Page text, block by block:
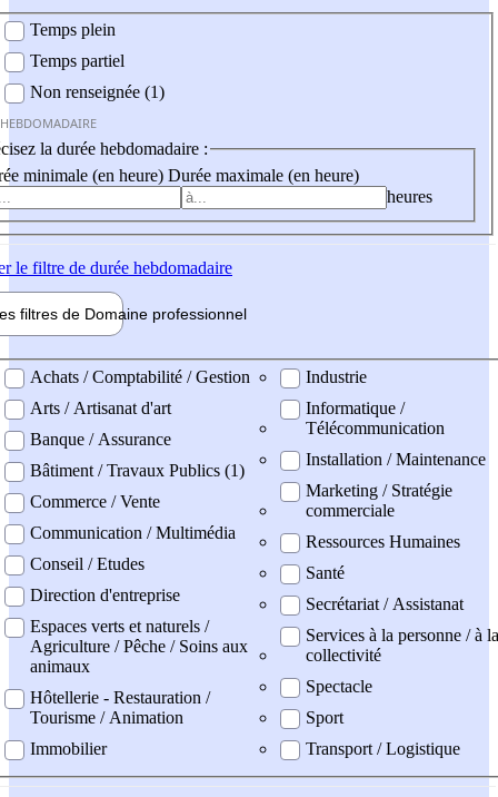
Temps plein
Temps partiel
Non renseignée (1)
la durée hebdomadaire :
minimale (en heure) Durée maximale (en heure)
heures
le filtre de durée hebdomadaire
filtres de Domaine professionnel
professionel
Achats / Comptabilité / Gestion
Arts / Artisanat d'art
Banque / Assurance
Bâtiment / Travaux Publics (1)
Commerce / Vente
Communication / Multimédia
Conseil / Etudes
Direction d'entreprise
Espaces verts et naturels /
Agriculture / Pêche / Soins aux
animaux
Hôtellerie - Restauration /
Tourisme / Animation
Immobilier
Industrie
Informatique /
Télécommunication
Installation / Maintenance
Marketing / Stratégie
commerciale
Ressources Humaines
Santé
Secrétariat / Assistanat
Services à la personne / à la
collectivité
Spectacle
Sport
Transport / Logistique